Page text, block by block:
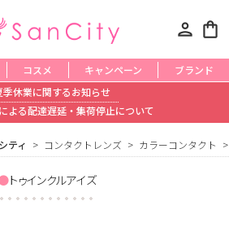
person shopping_bag
コスメ キャンペーン
ブランド
季休業に関するお知らせ
よる配達遅延・集荷停止について
ティ コンタクトレンズ カラーコンタクト
トゥインクルアイズ